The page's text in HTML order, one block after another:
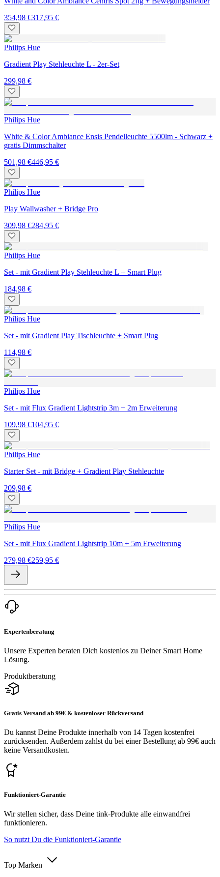
354,98 €317,95 €
Philips Hue
Gradient Play Stehleuchte L - 2er-Set
299,98 €
Philips Hue
White & Color Ambiance Ensis Pendelleuchte 5500lm - Schwarz +
gratis Dimmschalter
501,98 €446,95 €
Philips Hue
Play Wallwasher + Bridge Pro
309,98 €284,95 €
Philips Hue
Set - mit Gradient Play Stehleuchte L + Smart Plug
184,98 €
Philips Hue
Set - mit Gradient Play Tischleuchte + Smart Plug
114,98 €
Philips Hue
Set - mit Flux Gradient Lightstrip 3m + 2m Erweiterung
109,98 €104,95 €
Philips Hue
Starter Set - mit Bridge + Gradient Play Stehleuchte
209,98 €
Philips Hue
Set - mit Flux Gradient Lightstrip 10m + 5m Erweiterung
279,98 €259,95 €
Expertenberatung
Unsere Experten beraten Dich kostenlos zu Deiner Smart Home
Lösung.
Produktberatung
Gratis Versand ab 99€ & kostenloser Rückversand
Du kannst Deine Produkte innerhalb von 14 Tagen kostenfrei
zurücksenden. Außerdem zahlst du bei einer Bestellung ab 99€ auch
keine Versandkosten.
Funktioniert-Garantie
Wir stellen sicher, dass Deine tink-Produkte alle einwandfrei
funktionieren.
So nutzt Du die Funktioniert-Garantie
Top Marken